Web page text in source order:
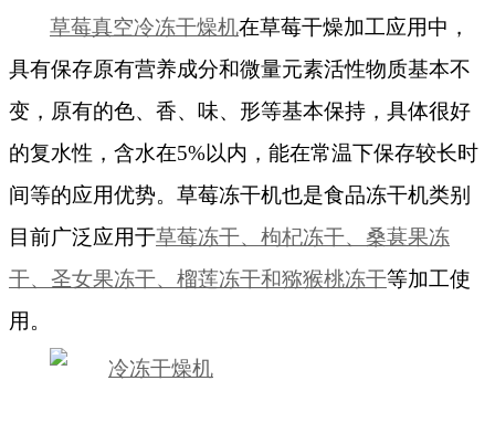
草莓真空冷冻干燥机在草莓干燥加工应用中，
具有保存原有营养成分和微量元素活性物质基本不
变，原有的色、香、味、形等基本保持，具体很好
的复水性，含水在5%以内，能在常温下保存较长时
间等的应用优势。草莓冻干机也是食品冻干机类别
目前广泛应用于草莓冻干、枸杞冻干、桑葚果冻
干、圣女果冻干、榴莲冻干和猕猴桃冻干等加工使
用。